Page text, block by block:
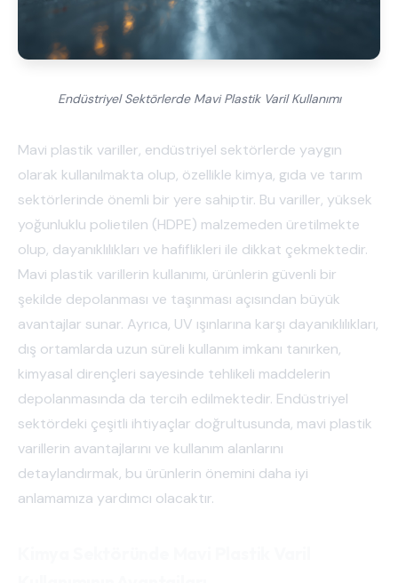
Endüstriyel Sektörlerde Mavi Plastik Varil Kullanımı
Mavi plastik variller, endüstriyel sektörlerde yaygın
olarak kullanılmakta olup, özellikle kimya, gıda ve tarım
sektörlerinde önemli bir yere sahiptir. Bu variller, yüksek
yoğunluklu polietilen (HDPE) malzemeden üretilmekte
olup, dayanıklılıkları ve hafiflikleri ile dikkat çekmektedir.
Mavi plastik varillerin kullanımı, ürünlerin güvenli bir
şekilde depolanması ve taşınması açısından büyük
avantajlar sunar. Ayrıca, UV ışınlarına karşı dayanıklılıkları,
dış ortamlarda uzun süreli kullanım imkanı tanırken,
kimyasal dirençleri sayesinde tehlikeli maddelerin
depolanmasında da tercih edilmektedir. Endüstriyel
sektördeki çeşitli ihtiyaçlar doğrultusunda, mavi plastik
varillerin avantajlarını ve kullanım alanlarını
detaylandırmak, bu ürünlerin önemini daha iyi
anlamamıza yardımcı olacaktır.